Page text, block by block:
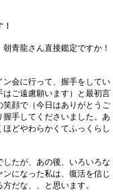
青龍さん直接鑑定ですか！
会に行って、握手をしてい
ご遠慮願います）と最初言
顔で（今日はありがとうご
手してくださいました。あ
どやわらかくてふっくらし
たが、あの後、いろいろな
になった私は、復活を信じ
だな、、と思います。